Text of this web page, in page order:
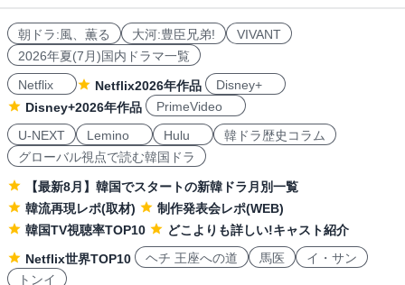
朝ドラ:風、薫る 大河:豊臣兄弟!
VIVANT
2026年夏(7月)国内ドラマ一覧
Netflix
Netflix2026年作品
Disney+
Disney+2026年作品
PrimeVideo
U-NEXT
Lemino Hulu
韓ドラ歴史コラム
グローバル視点で読む韓国ドラ
【最新8月】韓国でスタートの新韓ドラ月別一覧
韓流再現レポ(取材)
制作発表会レポ(WEB)
韓国TV視聴率TOP10
どこよりも詳しい!キャスト紹介
Netflix世界TOP10
ヘチ 王座への道 馬医
イ・サン
トンイ